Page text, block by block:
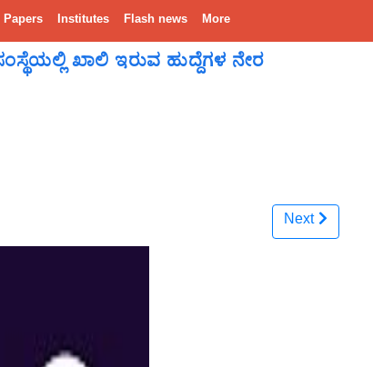
Institutes Flash news More
ಖಾಲಿ ಇರುವ ಹುದ್ದೆಗಳ ನೇರ
Next